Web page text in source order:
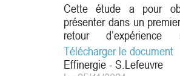
Cette étude a pour
présenter dans un
retour
copropriétés rénovées
basse consommation.
Télécharger le document
Effinergie - S.Lefeuvre